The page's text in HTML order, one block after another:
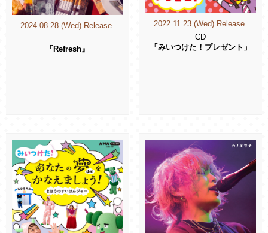
2024.08.28 (Wed) Release.
『Refresh』
2022.11.23 (Wed) Release.
CD
「みいつけた！プレゼント」